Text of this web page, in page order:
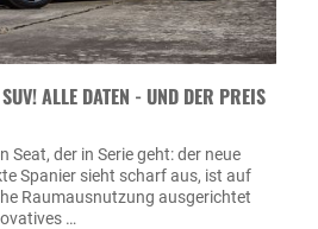
ALLE DATEN - UND DER PREIS
Seat, der in Serie geht: der neue
Spanier sieht scharf aus, ist auf
Raumausnutzung ausgerichtet
…